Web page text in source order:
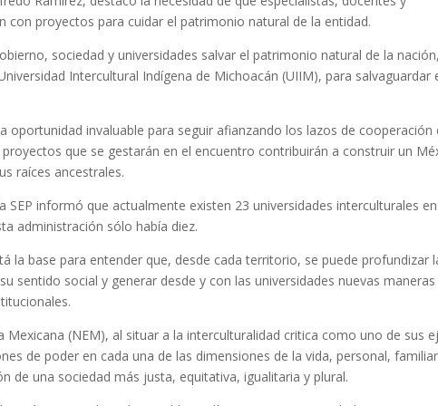
con proyectos para cuidar el patrimonio natural de la entidad.
sociedad y universidades salvar el patrimonio natural de la
Intercultural Indígena de Michoacán (UIIM), para salvaguardar
oportunidad invaluable para seguir afianzando los lazos de cooperación
que se gestarán en el encuentro contribuirán a construir un
raíces ancestrales.
SEP informó que actualmente existen 23 universidades interculturales en
administración sólo había diez.
la base para entender que, desde cada territorio, se puede profundizar
sentido social y generar desde y con las universidades nuevas maneras
Mexicana (NEM), al situar a la interculturalidad critica como uno de sus
de poder en cada una de las dimensiones de la vida, personal,
de una sociedad más justa, equitativa, igualitaria y plural.